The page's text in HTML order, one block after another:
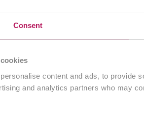
Consent
content and ads, to provide
and analytics partners who may